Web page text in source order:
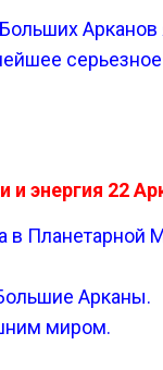
энергия 22
в Планетарной
Арканы.
миром.